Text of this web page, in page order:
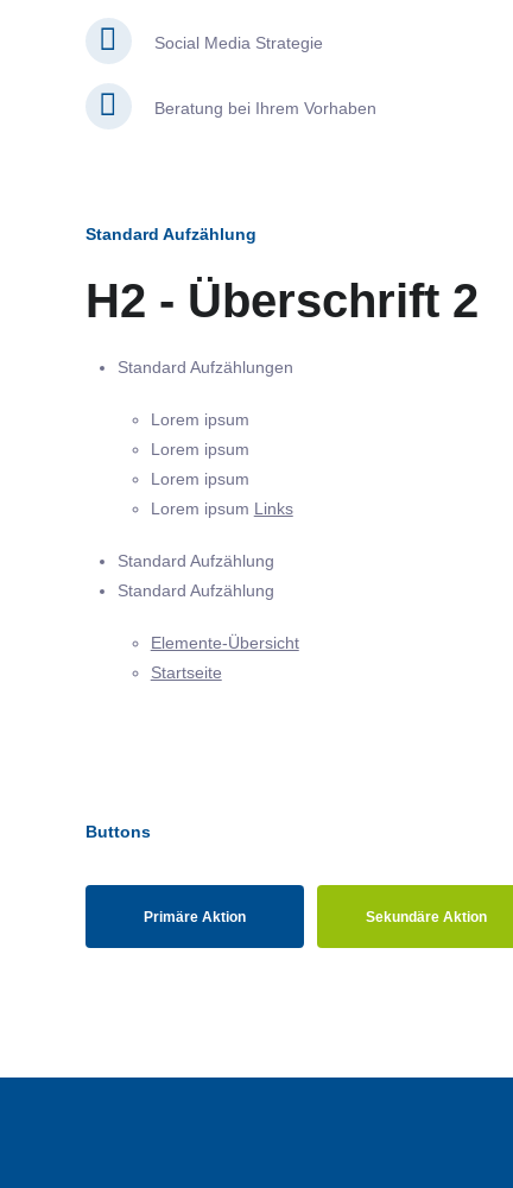
Social Media Strategie
Beratung bei Ihrem Vorhaben
Standard Aufzählung
H2 - Überschrift 2
Standard Aufzählungen
Lorem ipsum
Lorem ipsum
Lorem ipsum
Lorem ipsum Links
Standard Aufzählung
Standard Aufzählung
Elemente-Übersicht
Startseite
Buttons
Primäre Aktion Sekundäre Aktion